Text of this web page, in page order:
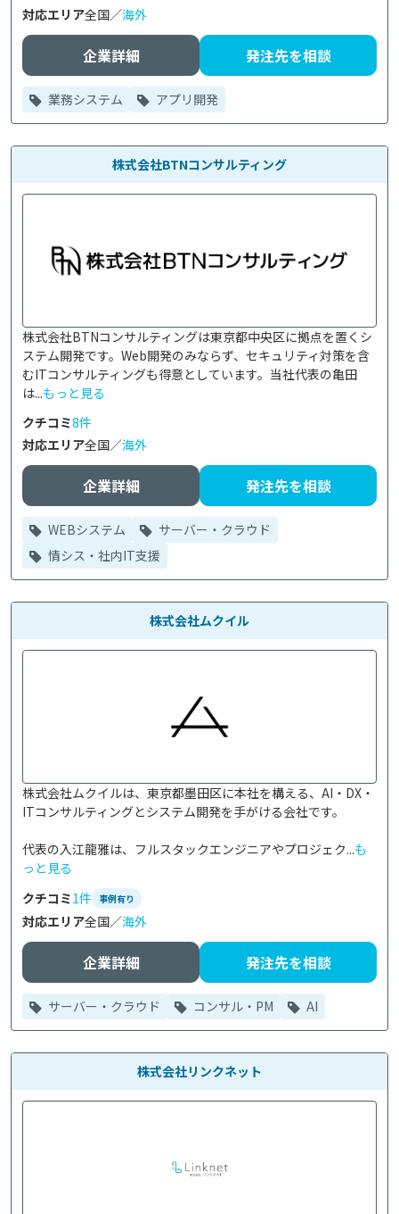
対応エリア全国／海外
企業詳細 発注先を相談
業務システム アプリ開発
株式会社BTNコンサルティング
株式会社BTNコンサルティングは東京都中央区に拠点を置くシ
ステム開発です。Web開発のみならず、セキュリティ対策を含
むITコンサルティングも得意としています。当社代表の亀田
は...もっと見る
クチコミ8件
対応エリア全国／海外
企業詳細 発注先を相談
WEBシステム
サーバー・クラウド
情シス・社内IT支援
株式会社ムクイル
株式会社ムクイルは、東京都墨田区に本社を構える、AI・DX・
ITコンサルティングとシステム開発を手がける会社です。
代表の入江龍雅は、フルスタックエンジニアやプロジェク...も
っと見る
クチコミ1件 事例有り
対応エリア全国／海外
企業詳細 発注先を相談
サーバー・クラウド コンサル・PM AI
株式会社リンクネット